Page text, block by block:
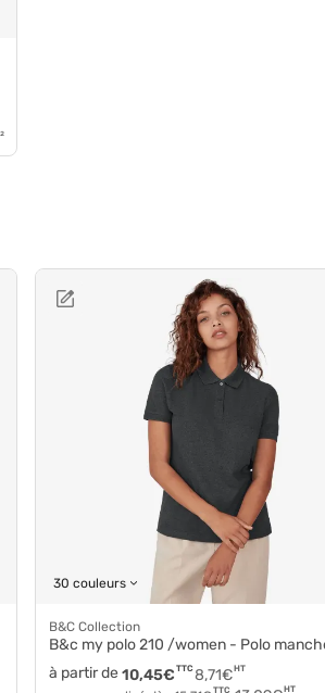
30 couleurs
B&C Collection
B&c my polo 210 /women - Polo manches courtes
à partir de
8,71€HT
10,45€ TTC
TTC HT